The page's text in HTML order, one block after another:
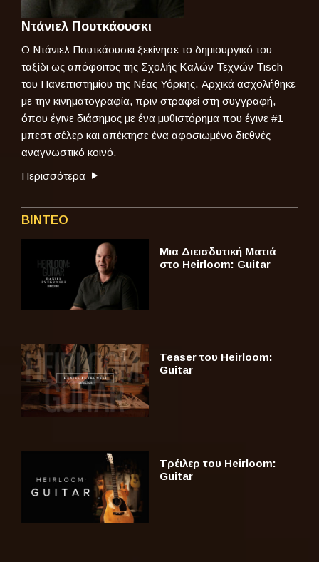
Ντάνιελ Πουτκάουσκι
Ο Ντάνιελ Πουτκάουσκι ξεκίνησε το δημιουργικό του
ταξίδι ως απόφοιτος της Σχολής Καλών Τεχνών Tisch
του Πανεπιστημίου της Νέας Υόρκης. Αρχικά ασχολήθηκε
με την κινηματογραφία, πριν στραφεί στη συγγραφή,
όπου έγινε διάσημος με ένα μυθιστόρημα που έγινε #1
μπεστ σέλερ και απέκτησε ένα αφοσιωμένο διεθνές
αναγνωστικό κοινό.
Περισσότερα
ΒΙΝΤΕΟ
Μια Διεισδυτική Ματιά
στο Heirloom: Guitar
Teaser του Heirloom:
Guitar
Τρέιλερ του Heirloom:
Guitar